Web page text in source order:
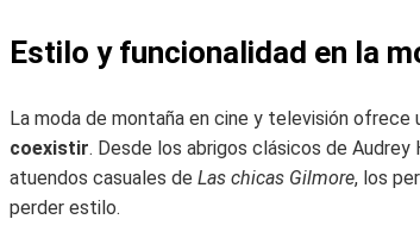
Estilo y funcionalidad en la
La moda de montaña en cine y televisión ofrece
coexistir. Desde los abrigos clásicos de
atuendos casuales de Las chicas Gilmore, los
perder estilo.